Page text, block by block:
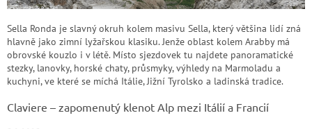
Sella Ronda je slavný okruh kolem masivu Sella, který většina lidí zná
hlavně jako zimní lyžařskou klasiku. Jenže oblast kolem Arabby má
obrovské kouzlo i v létě. Místo sjezdovek tu najdete panoramatické
stezky, lanovky, horské chaty, průsmyky, výhledy na Marmoladu a
kuchyni, ve které se míchá Itálie, Jižní Tyrolsko a ladinská tradice.
Claviere – zapomenutý klenot Alp mezi Itálií a Francií